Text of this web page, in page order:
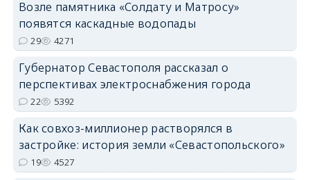
Возле памятника «Солдату и Матросу»
появятся каскадные водопады
29 4271
Губернатор Севастополя рассказал о
перспективах электроснабжения города
22 5392
Как совхоз-миллионер растворялся в
застройке: история земли «Севастопольского»
19 4527